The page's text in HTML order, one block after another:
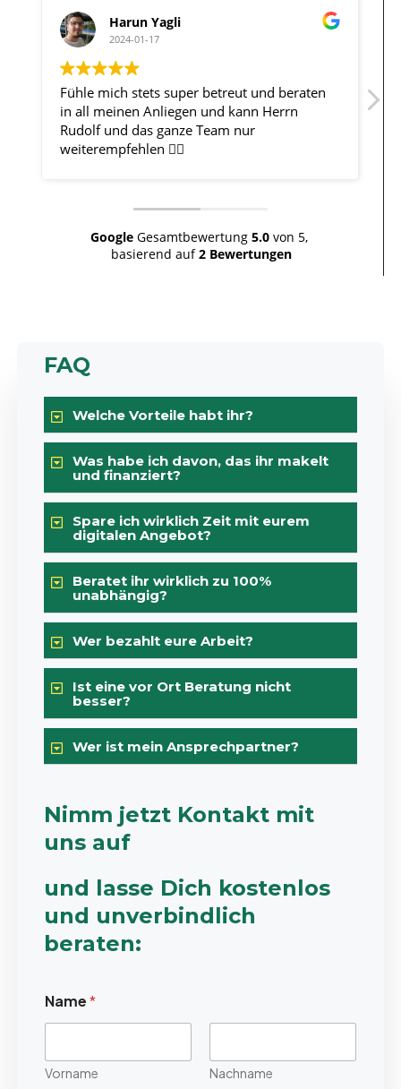
Harun Yagli
2024-01-17
Fühle mich stets super betreut und beraten
in all meinen Anliegen und kann Herrn
Rudolf und das ganze Team nur
weiterempfehlen 👍🏼
Google Gesamtbewertung 5.0 von 5,
basierend auf2 Bewertungen
FAQ
Welche Vorteile habt ihr?
Was habe ich davon, das ihr makelt
und finanziert?
Spare ich wirklich Zeit mit eurem
digitalen Angebot?
Beratet ihr wirklich zu 100%
unabhängig?
Wer bezahlt eure Arbeit?
Ist eine vor Ort Beratung nicht
besser?
Wer ist mein Ansprechpartner?
Nimm jetzt Kontakt mit
uns auf
und lasse Dich kostenlos
und unverbindlich
beraten:
Name*
Vorname Nachname